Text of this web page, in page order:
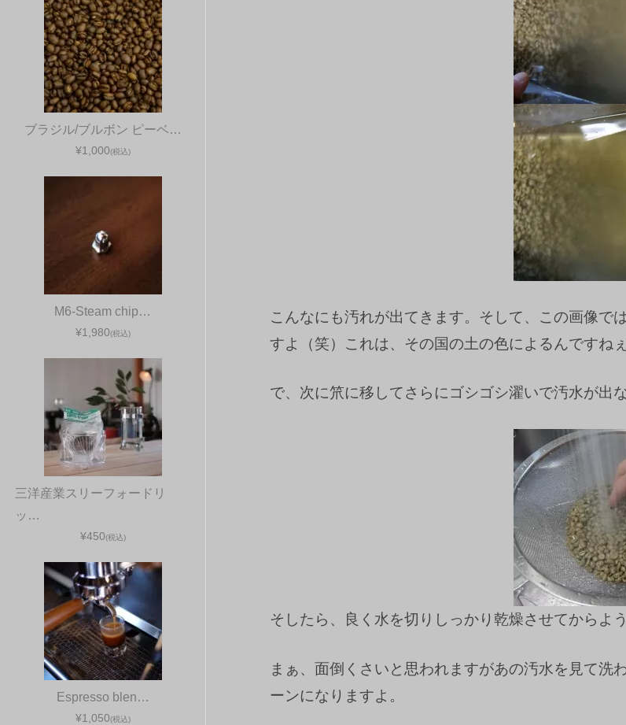
こんなにも汚れが出てきます。そして、この画像で
すよ（笑）これは、その国の土の色によるんですねぇ
で、次に笊に移してさらにゴシゴシ濯いで汚水が出
そしたら、良く水を切りしっかり乾燥させてからよ
まぁ、面倒くさいと思われますがあの汚水を見て洗
ーンになりますよ。
ブラジル/ブルボン ピーベ…
¥1,000(税込)
M6-Steam chip…
¥1,980(税込)
三洋産業スリーフォードリ
ッ…
¥450(税込)
Espresso blen…
¥1,050(税込)